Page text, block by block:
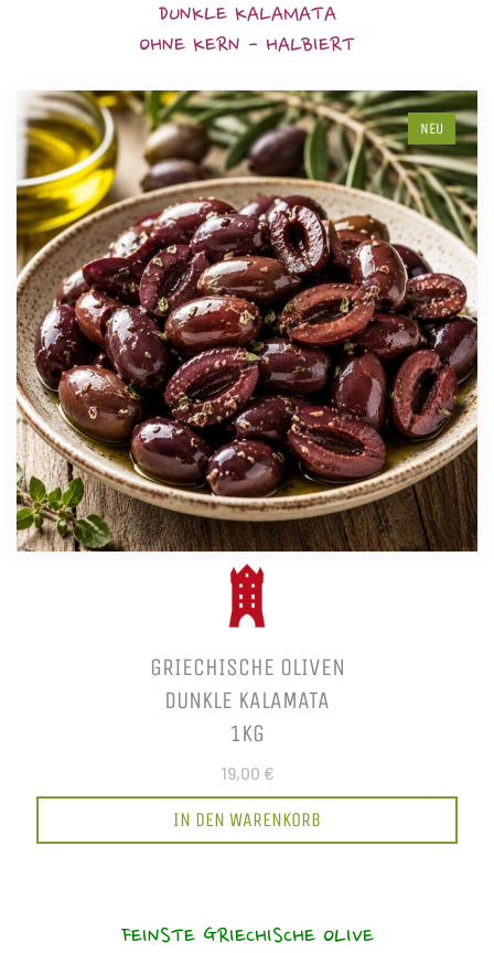
DUNKLE KALAMATA
OHNE KERN - HALBIERT
NEU
GRIECHISCHE OLIVEN
DUNKLE KALAMATA
1KG
19,00 €
IN DEN WARENKORB
FEINSTE GRIECHISCHE OLIVE